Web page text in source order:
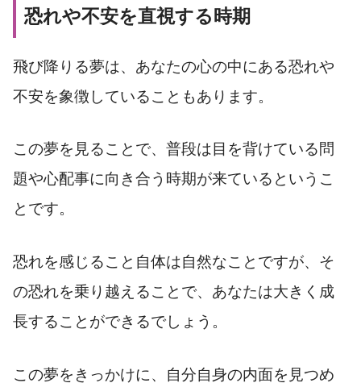
恐れや不安を直視する時期
飛び降りる夢は、あなたの心の中にある恐れや
不安を象徴していることもあります。
この夢を見ることで、普段は目を背けている問
題や心配事に向き合う時期が来ているというこ
とです。
恐れを感じること自体は自然なことですが、そ
の恐れを乗り越えることで、あなたは大きく成
長することができるでしょう。
この夢をきっかけに、自分自身の内面を見つめ